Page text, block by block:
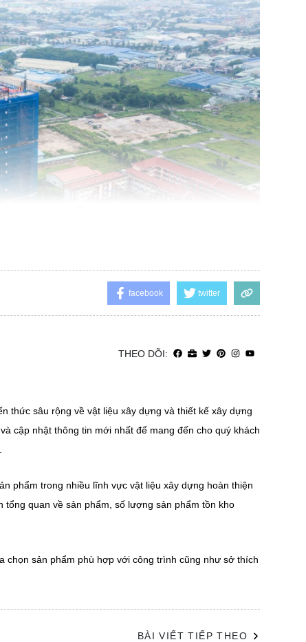
facebook twitter
THEO DÕI:
thức sâu rộng về vật liệu xây dựng và thiết kế xây dựng
cập nhật thông tin mới nhất để mang đến cho quý khách
phẩm trong nhiều lĩnh vực vật liệu xây dựng hoàn thiện
quan về sản phẩm, số lượng sản phẩm tồn kho
chọn sản phẩm phù hợp với công trình cũng như sở thích
BÀI VIẾT TIẾP THEO